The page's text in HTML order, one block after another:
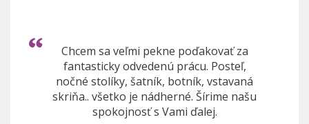
Chcem sa veľmi pekne poďakovať za
fantasticky odvedenú prácu. Posteľ,
nočné stolíky, šatník, botník, vstavaná
skriňa.. všetko je nádherné. Šírime našu
spokojnosť s Vami ďalej.